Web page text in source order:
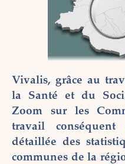
Vivalis, grâce au
la Santé et du
Zoom sur les
travail conséquent
détaillée des
communes de la